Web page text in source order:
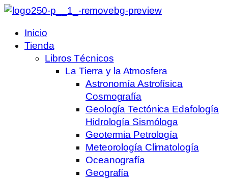
Inicio
Tienda
Libros Técnicos
La Tierra y la Atmosfera
Astronomía Astrofísica
Cosmografía
Geología Tectónica Edafología
Hidrología Sismóloga
Geotermia Petrología
Meteorología Climatología
Oceanografía
Geografía